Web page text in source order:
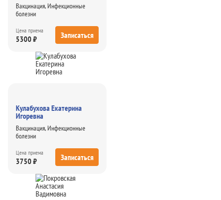
Вакцинация, Инфекционные
болезни
Цена приема
5300 ₽ Записаться
Кулабухова Екатерина
Игоревна
Вакцинация, Инфекционные
болезни
Цена приема
3750 ₽ Записаться